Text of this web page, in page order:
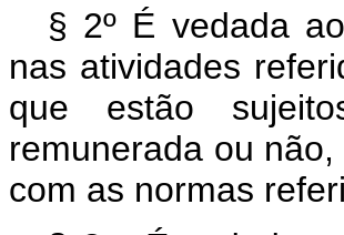
§ 2º É vedada
nas atividades
que estão
remunerada ou
com as normas